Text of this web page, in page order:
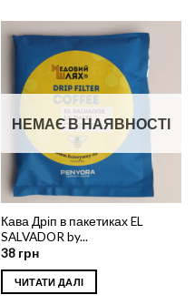
НЕМАЄ В НАЯВНОСТІ
Кава Дріп в пакетиках EL
SALVADOR by...
38 грн
ЧИТАТИ ДАЛІ